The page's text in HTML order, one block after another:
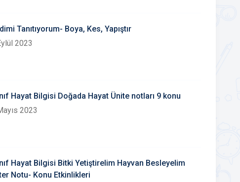
Tanıtıyorum- Boya, Kes, Yapıştır
2023
Hayat Bilgisi Doğada Hayat Ünite notları 9 konu
2023
Hayat Bilgisi Bitki Yetiştirelim Hayvan Besleyelim
Notu- Konu Etkinlikleri